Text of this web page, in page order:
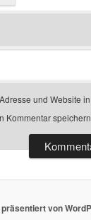
und Website
Kommentar
von